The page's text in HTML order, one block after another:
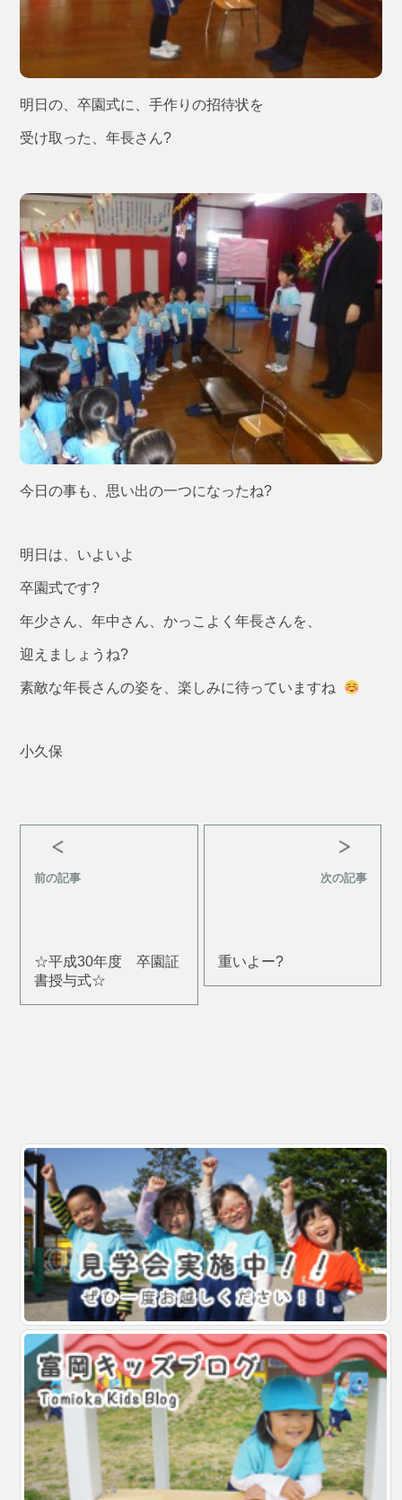
明日の、卒園式に、手作りの招待状を
受け取った、年長さん?
今日の事も、思い出の一つになったね?
明日は、いよいよ
卒園式です?
年少さん、年中さん、かっこよく年長さんを、
迎えましょうね?
素敵な年長さんの姿を、楽しみに待っていますね
小久保
前の記事
☆平成30年度 卒園証
書授与式☆
次の記事
重いよー?